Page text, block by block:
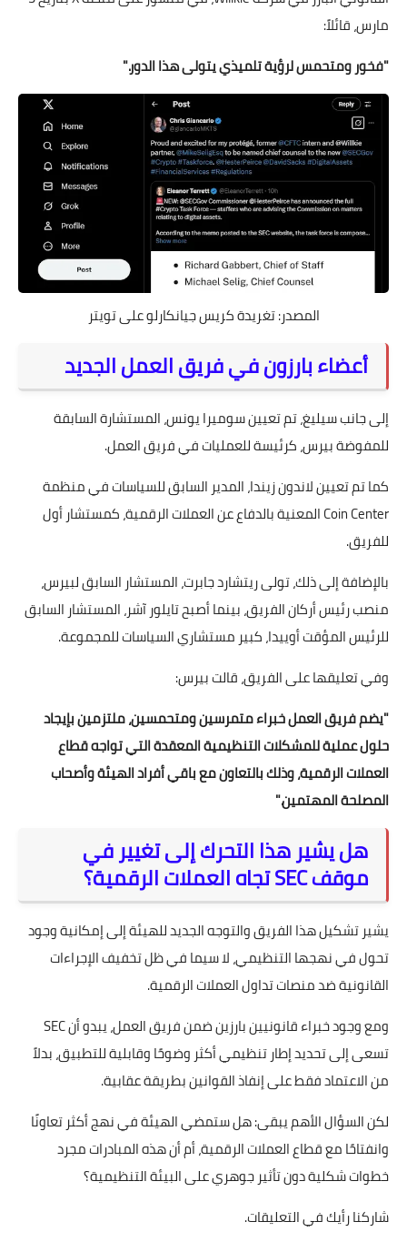
مارس، قائلاً:
"فخور ومتحمس لرؤية تلميذي يتولى هذا الدور."
المصدر: تغريدة كريس جيانكارلو على تويتر
أعضاء بارزون في فريق العمل الجديد
إلى جانب سيليغ، تم تعيين سوميرا يونس، المستشارة السابقة
للمفوضة بيرس، كرئيسة للعمليات في فريق العمل.
كما تم تعيين لاندون زيندا، المدير السابق للسياسات في منظمة
Coin Center المعنية بالدفاع عن العملات الرقمية، كمستشار أول
للفريق.
بالإضافة إلى ذلك، تولى ريتشارد جابرت، المستشار السابق لبيرس،
منصب رئيس أركان الفريق، بينما أصبح تايلور آشر، المستشار السابق
للرئيس المؤقت أوييدا، كبير مستشاري السياسات للمجموعة.
وفي تعليقها على الفريق، قالت بيرس:
"يضم فريق العمل خبراء متمرسين ومتحمسين، ملتزمين بإيجاد
حلول عملية للمشكلات التنظيمية المعقدة التي تواجه قطاع
العملات الرقمية، وذلك بالتعاون مع باقي أفراد الهيئة وأصحاب
المصلحة المهتمين."
هل يشير هذا التحرك إلى تغيير في
موقف SEC تجاه العملات الرقمية؟
يشير تشكيل هذا الفريق والتوجه الجديد للهيئة إلى إمكانية وجود
تحول في نهجها التنظيمي، لا سيما في ظل تخفيف الإجراءات
القانونية ضد منصات تداول العملات الرقمية.
ومع وجود خبراء قانونيين بارزين ضمن فريق العمل، يبدو أن SEC
تسعى إلى تحديد إطار تنظيمي أكثر وضوحًا وقابلية للتطبيق، بدلاً
من الاعتماد فقط على إنفاذ القوانين بطريقة عقابية.
لكن السؤال الأهم يبقى: هل ستمضي الهيئة في نهج أكثر تعاونًا
وانفتاحًا مع قطاع العملات الرقمية، أم أن هذه المبادرات مجرد
خطوات شكلية دون تأثير جوهري على البيئة التنظيمية؟
شاركنا رأيك في التعليقات.